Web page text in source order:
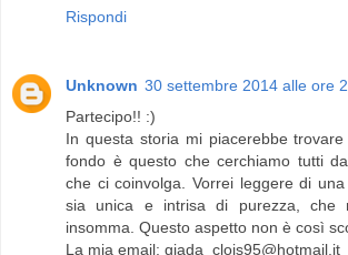
Rispondi
Unknown 30 settembre 2014 alle ore
Partecipo!! :)
In questa storia mi piacerebbe
fondo è questo che cerchiamo tutti
che ci coinvolga. Vorrei leggere di
sia unica e intrisa di purezza, che
insomma. Questo aspetto non è così
La mia email: giada_clois95@hotmail.it